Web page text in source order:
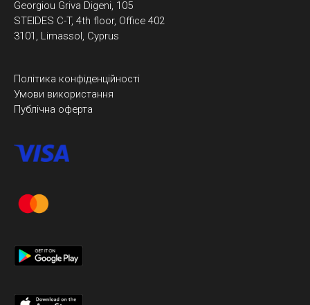
Georgiou Griva Digeni, 105
STEIDES C-T, 4th floor, Office 402
3101, Limassol, Cyprus
Політика конфіденційності
Умови використання
Публічна оферта